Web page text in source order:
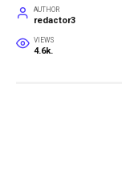
AUTHOR
redactor3
VIEWS
4.6k.